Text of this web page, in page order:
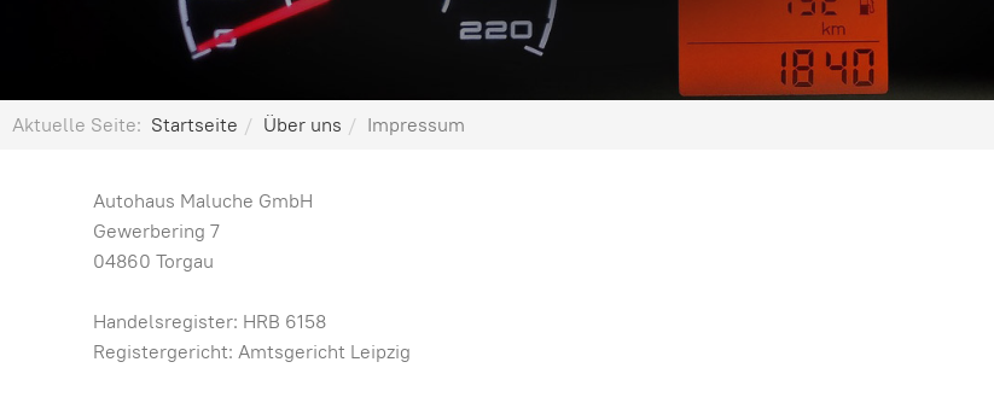
Aktuelle Seite: Startseite Über uns Impressum
Autohaus Maluche GmbH
Gewerbering 7
04860 Torgau
Handelsregister: HRB 6158
Registergericht: Amtsgericht Leipzig